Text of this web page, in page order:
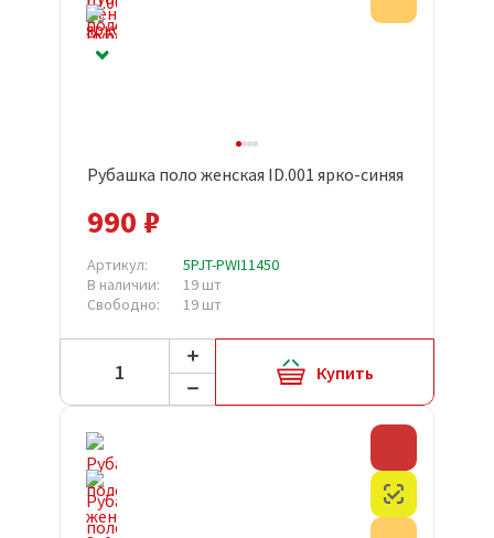
Рубашка поло женская ID.001 ярко-синяя
990 ₽
Артикул:
5PJT-PWI11450
В наличии:
19 шт
Свободно:
19 шт
Купить